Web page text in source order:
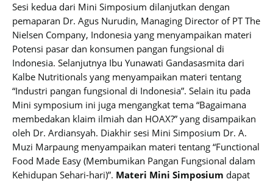
Sesi kedua dari Mini Simposium dilanjutkan dengan
pemaparan Dr. Agus Nurudin, Managing Director of PT The
Nielsen Company, Indonesia yang menyampaikan materi
Potensi pasar dan konsumen pangan fungsional di
Indonesia. Selanjutnya Ibu Yunawati Gandasasmita dari
Kalbe Nutritionals yang menyampaikan materi tentang
“Industri pangan fungsional di Indonesia”. Selain itu pada
Mini symposium ini juga mengangkat tema “Bagaimana
membedakan klaim ilmiah dan HOAX?” yang disampaikan
oleh Dr. Ardiansyah. Diakhir sesi Mini Simposium Dr. A.
Muzi Marpaung menyampaikan materi tentang “Functional
Food Made Easy (Membumikan Pangan Fungsional dalam
Kehidupan Sehari-hari)”. Materi Mini Simposium dapat